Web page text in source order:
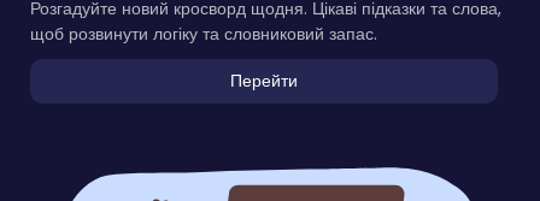
Розгадуйте новий кросворд щодня. Цікаві підказки та слова,
щоб розвинути логіку та словниковий запас.
Перейти